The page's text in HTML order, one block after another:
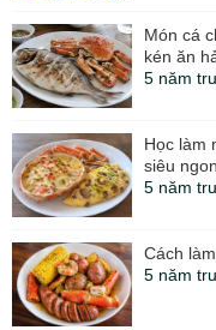
Món cá
kén ăn
5 năm
Học làm
siêu ngon
5 năm
Cách
5 năm